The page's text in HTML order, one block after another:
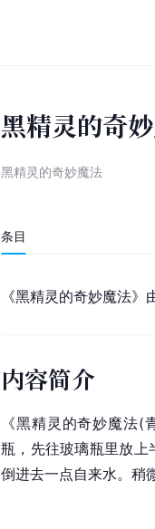
黑精灵的奇
黑精灵的奇妙魔法
条目
《黑精灵的奇妙魔法》
内容简介
《黑精灵的奇妙魔法
瓶，先往玻璃瓶里放上
倒进去一点自来水。稍